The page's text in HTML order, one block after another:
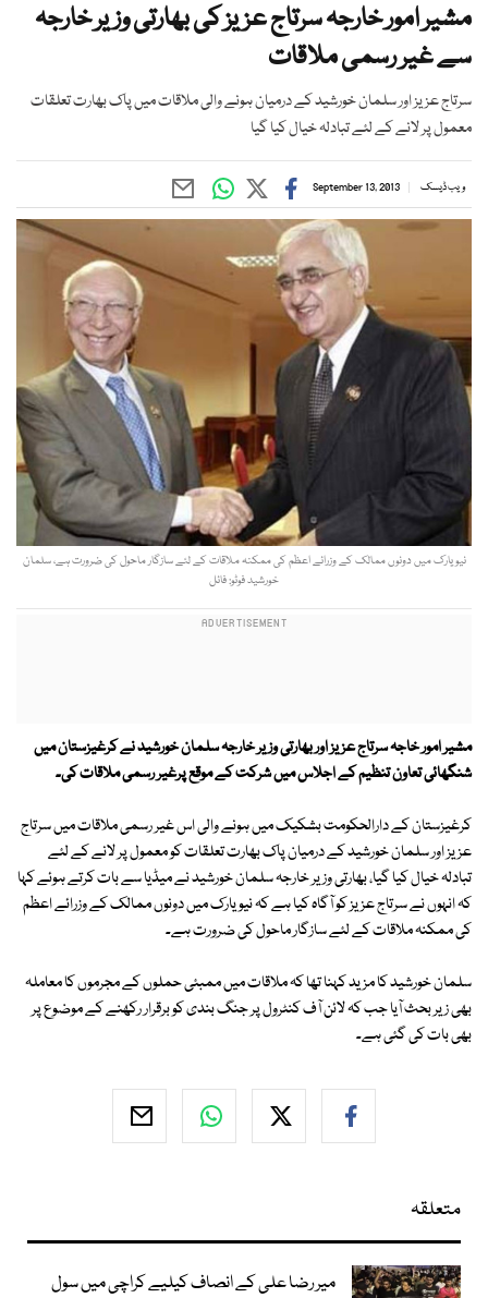
مشیر امور خارجہ سرتاج عزیز کی بھارتی وزیر خارجہ
سے غیر رسمی ملاقات
سرتاج عزیز اور سلمان خورشید کے درمیان ہونے والی ملاقات میں پاک بھارت تعلقات
معمول پر لانے کے لئے تبادلہ خیال کیا گیا
ویب ڈیسک September 13, 2013
نیویارک میں دونوں ممالک کے وزرائے اعظم کی ممکنہ ملاقات کے لئے سازگار ماحول کی ضرورت ہے، سلمان
خورشید فوٹو: فائل
مشیر امور خاجہ سرتاج عزیز اور بھارتی وزیر خارجہ سلمان خورشید نےکرغیزستان میں
شنگھائی تعاون تنظیم کے اجلاس میں شرکت کے موقع پرغیر رسمی ملاقات کی۔
کرغیزستان کے دارالحکومت بشکیک میں ہونے والی اس غیر رسمی ملاقات میں سرتاج
عزیز اور سلمان خورشید کے درمیان پاک بھارت تعلقات کو معمول پر لانے کے لئے
تبادلہ خیال کیا گیا، بھارتی وزیر خارجہ سلمان خورشید نے میڈیا سے بات کرتے ہوئے کہا
کہ انہوں نے سرتاج عزیز کو آگاہ کیا ہے کہ نیویارک میں دونوں ممالک کے وزرائے اعظم
کی ممکنہ ملاقات کے لئے سازگار ماحول کی ضرورت ہے۔
سلمان خورشید کا مزید کہنا تھا کہ ملاقات میں ممبئی حملوں کے مجرموں کا معاملہ
بھی زیر بحث آیا جب کہ لائن آف کنٹرول پر جنگ بندی کو برقرار رکھنے کے موضوع پر
بھی بات کی گئی ہے۔
متعلقہ
میر رضا علی کے انصاف کیلیے کراچی میں سول